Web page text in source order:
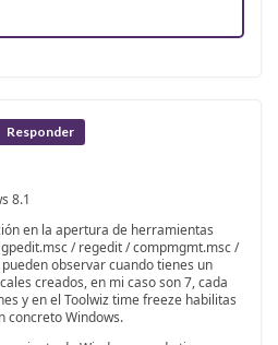
Responder
8.1
en la apertura de herramientas
/ regedit / compmgmt.msc /
observar cuando tienes un
creados, en mi caso son 7, cada
y en el Toolwiz time freeze habilitas
concreto Windows.